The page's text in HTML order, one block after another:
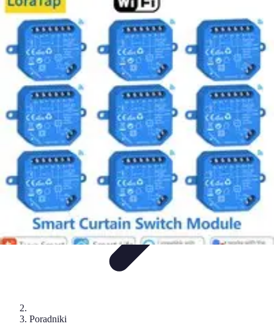
Nowoczesne AGD
Trendy i nowinkiZmywarkiNowości i Trendy LodówkiPorady
zakupu
Nowoczesne AGD
Poradniki